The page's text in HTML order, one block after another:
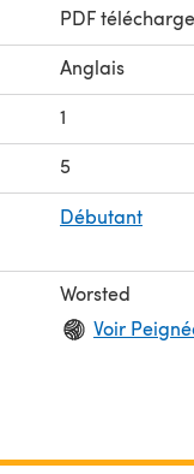
PDF
Anglais
1
5
Débutant
Worsted
Voir